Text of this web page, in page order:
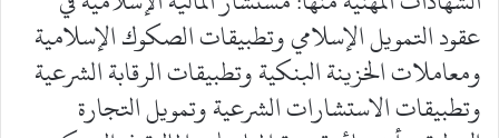
عقود التمويل الإسلامي وتطبيقات الصكوك الإسلامية
ومعاملات الخزينة البنكية وتطبيقات الرقابة الشرعية
وتطبيقات الاستشارات الشرعية وتمويل التجارة